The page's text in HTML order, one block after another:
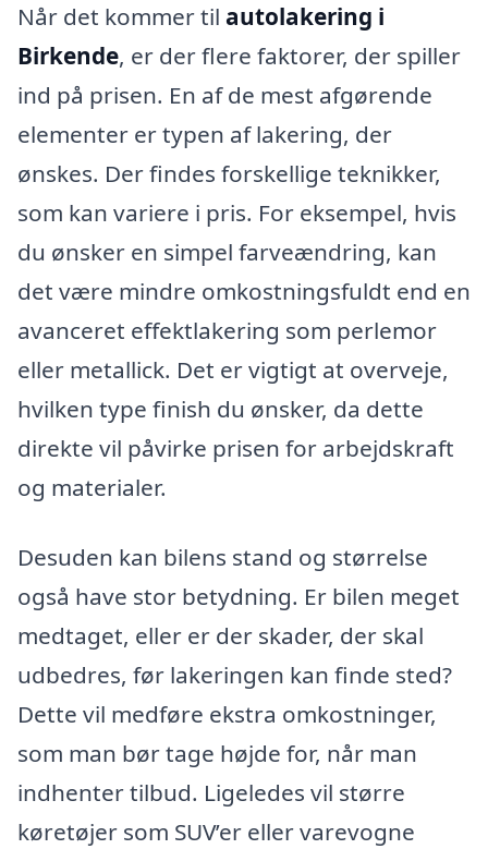
Når det kommer til autolakering i
Birkende, er der flere faktorer, der spiller
ind på prisen. En af de mest afgørende
elementer er typen af lakering, der
ønskes. Der findes forskellige teknikker,
som kan variere i pris. For eksempel, hvis
du ønsker en simpel farveændring, kan
det være mindre omkostningsfuldt end en
avanceret effektlakering som perlemor
eller metallick. Det er vigtigt at overveje,
hvilken type finish du ønsker, da dette
direkte vil påvirke prisen for arbejdskraft
og materialer.
Desuden kan bilens stand og størrelse
også have stor betydning. Er bilen meget
medtaget, eller er der skader, der skal
udbedres, før lakeringen kan finde sted?
Dette vil medføre ekstra omkostninger,
som man bør tage højde for, når man
indhenter tilbud. Ligeledes vil større
køretøjer som SUV’er eller varevogne